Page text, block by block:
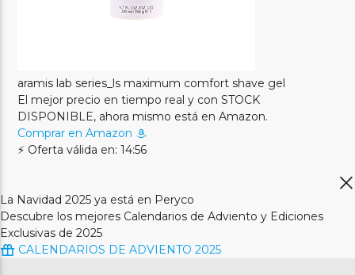
aramis lab series_ls maximum comfort shave gel
El mejor precio en tiempo real y con STOCK
DISPONIBLE, ahora mismo está en Amazon.
Comprar en Amazon
⚡ Oferta válida en: 14:56
La Navidad 2025 ya está en Peryco
Descubre los mejores Calendarios de Adviento y Ediciones
Exclusivas de 2025
CALENDARIOS DE ADVIENTO 2025